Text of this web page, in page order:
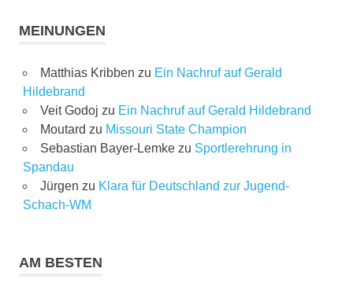
MEINUNGEN
Matthias Kribben zu Ein Nachruf auf Gerald
Hildebrand
Veit Godoj zu Ein Nachruf auf Gerald Hildebrand
Moutard zu Missouri State Champion
Sebastian Bayer-Lemkezu Sportlerehrung in
Spandau
Jürgen zu Klara für Deutschland zur Jugend-
Schach-WM
AM BESTEN